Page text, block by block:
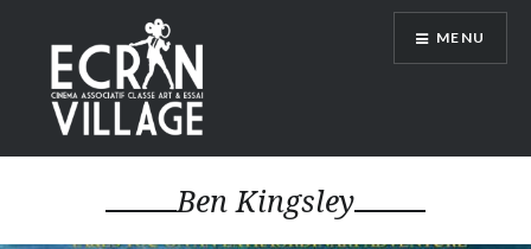
contenu
principal
ÉCRAN VILLAGE
MENU
Ben Kingsley